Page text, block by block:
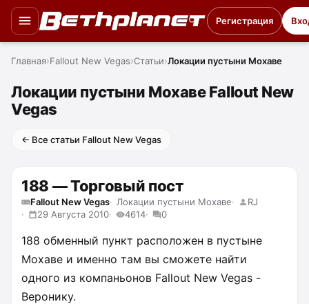
Регистрация
Главная Fallout New Vegas Статьи Локации пустыни Мохаве
Локации пустыни Мохаве Fallout New
Vegas
← Все статьи Fallout New Vegas
188 — Торговый пост
Fallout New Vegas Локации пустыни Мохаве
RJ
29 Августа 2010
4614 0
188 обменный пункт расположен в пустыне
Мохаве и именно там вы сможете найти
одного из компаньонов Fallout New Vegas -
Веронику.